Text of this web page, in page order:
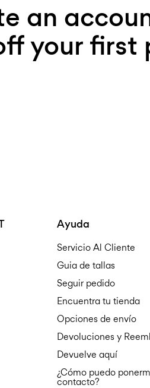
an
your first
Ayuda
Servicio Al Cliente
Guia de tallas
Seguir pedido
Encuentra tu tienda
Opciones de envío
Devoluciones y
Devuelve aquí
¿Cómo puedo
contacto?